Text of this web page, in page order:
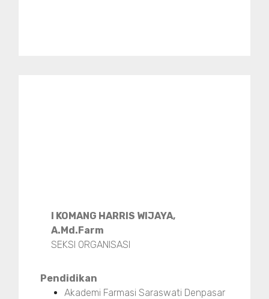
I KOMANG HARRIS WIJAYA,
A.Md.Farm
SEKSI ORGANISASI
Pendidikan
Akademi Farmasi Saraswati Denpasar